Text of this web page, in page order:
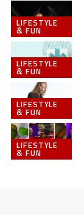
LIFESTYLE
& FUN
LIFESTYLE
& FUN
LIFESTYLE
& FUN
LIFESTYLE
& FUN